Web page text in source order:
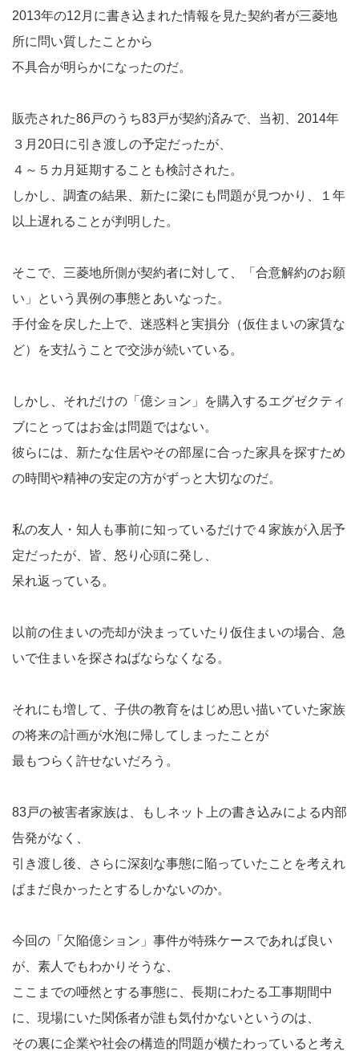
2013年の12月に書き込まれた情報を見た契約者が三菱地
所に問い質したことから
不具合が明らかになったのだ。
販売された86戸のうち83戸が契約済みで、当初、2014年
３月20日に引き渡しの予定だったが、
４～５カ月延期することも検討された。
しかし、調査の結果、新たに梁にも問題が見つかり、１年
以上遅れることが判明した。
そこで、三菱地所側が契約者に対して、「合意解約のお願
い」という異例の事態とあいなった。
手付金を戻した上で、迷惑料と実損分（仮住まいの家賃な
ど）を支払うことで交渉が続いている。
しかし、それだけの「億ション」を購入するエグゼクティ
ブにとってはお金は問題ではない。
彼らには、新たな住居やその部屋に合った家具を探すため
の時間や精神の安定の方がずっと大切なのだ。
私の友人・知人も事前に知っているだけで４家族が入居予
定だったが、皆、怒り心頭に発し、
呆れ返っている。
以前の住まいの売却が決まっていたり仮住まいの場合、急
いで住まいを探さねばならなくなる。
それにも増して、子供の教育をはじめ思い描いていた家族
の将来の計画が水泡に帰してしまったことが
最もつらく許せないだろう。
83戸の被害者家族は、もしネット上の書き込みによる内部
告発がなく、
引き渡し後、さらに深刻な事態に陥っていたことを考えれ
ばまだ良かったとするしかないのか。
今回の「欠陥億ション」事件が特殊ケースであれば良い
が、素人でもわかりそうな、
ここまでの唖然とする事態に、長期にわたる工事期間中
に、現場にいた関係者が誰も気付かないというのは、
その裏に企業や社会の構造的問題が横たわっていると考え